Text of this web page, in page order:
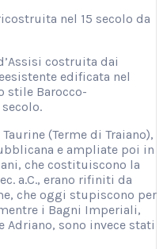
nel 15 secolo da
costruita dai
edificata nel
stile Barocco-
(Terme di Traiano),
e ampliate poi in
che costituiscono la
a.C., erano rifiniti da
che oggi stupiscono per
i Bagni Imperiali,
Adriano, sono invece stati